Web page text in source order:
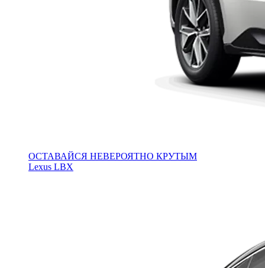
ОСТАВАЙСЯ НЕВЕРОЯТНО КРУТЫМ
Lexus LBX